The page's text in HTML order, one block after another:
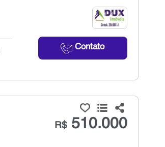
Contato
R$510.000